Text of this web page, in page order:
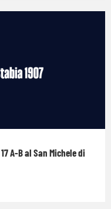
A-B al San Michele di